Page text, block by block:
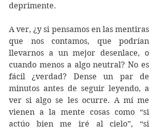
deprimente.
A ver, ¿y si pensamos en las mentiras
que nos contamos, que podrían
llevarnos a un mejor desenlace, o
cuando menos a algo neutral? No es
fácil ¿verdad? Dense un par de
minutos antes de seguir leyendo, a
ver si algo se les ocurre. A mí me
vienen a la mente cosas como “si
actúo bien me iré al cielo”, “si